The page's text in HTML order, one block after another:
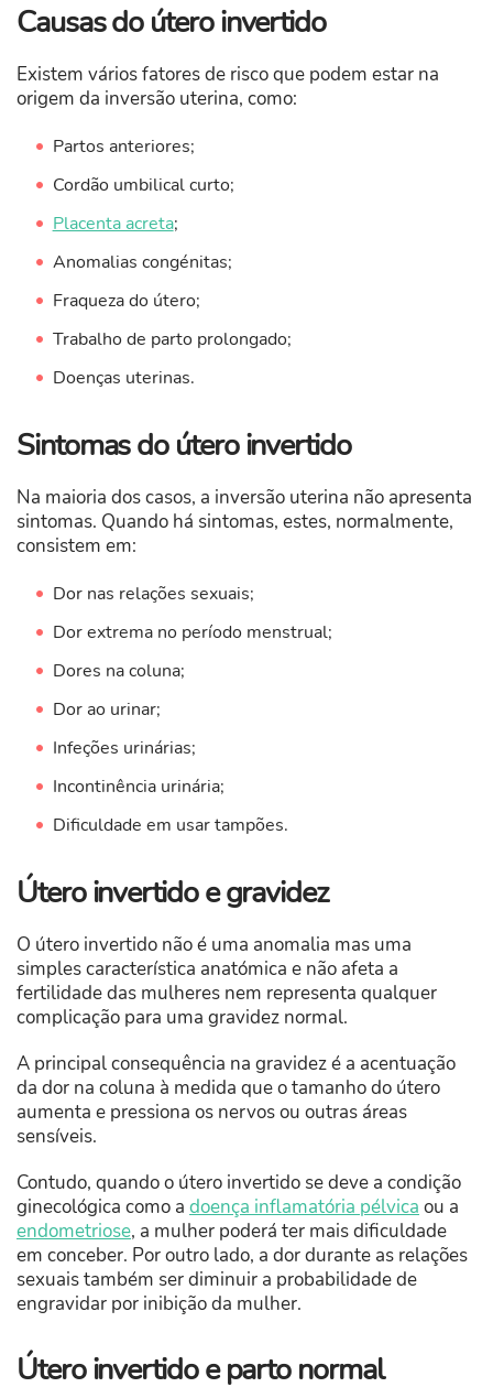
Causas do útero invertido
Existem vários fatores de risco que podem estar na
origem da inversão uterina, como:
Partos anteriores;
Cordão umbilical curto;
Placenta acreta;
Anomalias congénitas;
Fraqueza do útero;
Trabalho de parto prolongado;
Doenças uterinas.
Sintomas do útero invertido
Na maioria dos casos, a inversão uterina não apresenta
sintomas. Quando há sintomas, estes, normalmente,
consistem em:
Dor nas relações sexuais;
Dor extrema no período menstrual;
Dores na coluna;
Dor ao urinar;
Infeções urinárias;
Incontinência urinária;
Dificuldade em usar tampões.
Útero invertido e gravidez
O útero invertido não é uma anomalia mas uma
simples característica anatómica e não afeta a
fertilidade das mulheres nem representa qualquer
complicação para uma gravidez normal.
A principal consequência na gravidez é a acentuação
da dor na coluna à medida que o tamanho do útero
aumenta e pressiona os nervos ou outras áreas
sensíveis.
Contudo, quando o útero invertido se deve a condição
ginecológica como a doença inflamatória pélvica ou a
endometriose, a mulher poderá ter mais dificuldade
em conceber. Por outro lado, a dor durante as relações
sexuais também ser diminuir a probabilidade de
engravidar por inibição da mulher.
Útero invertido e parto normal